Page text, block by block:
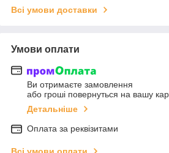
Всі умови доставки
Умови оплати
Ви отримаєте замовлення
або гроші повернуться на вашу
Детальніше
Оплата за реквізитами